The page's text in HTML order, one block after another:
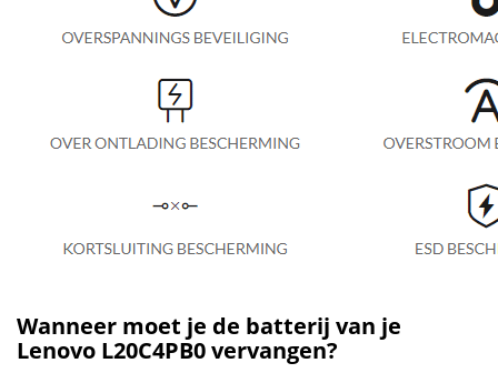
Wanneer moet je de batterij van je
Lenovo L20C4PB0 vervangen?